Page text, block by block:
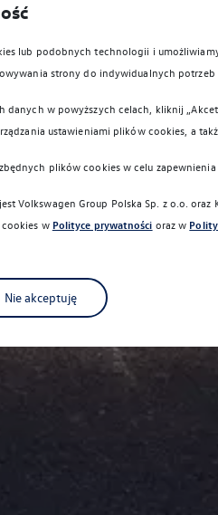
lub podobnych technologii i
strony do indywidualnych
danych w powyższych celach, kliknij
ustawieniami plików cookies, a
plików cookies w celu
Volkswagen Group Polska Sp. z o.o. oraz
w Polityce prywatności oraz w
Nie akceptuję